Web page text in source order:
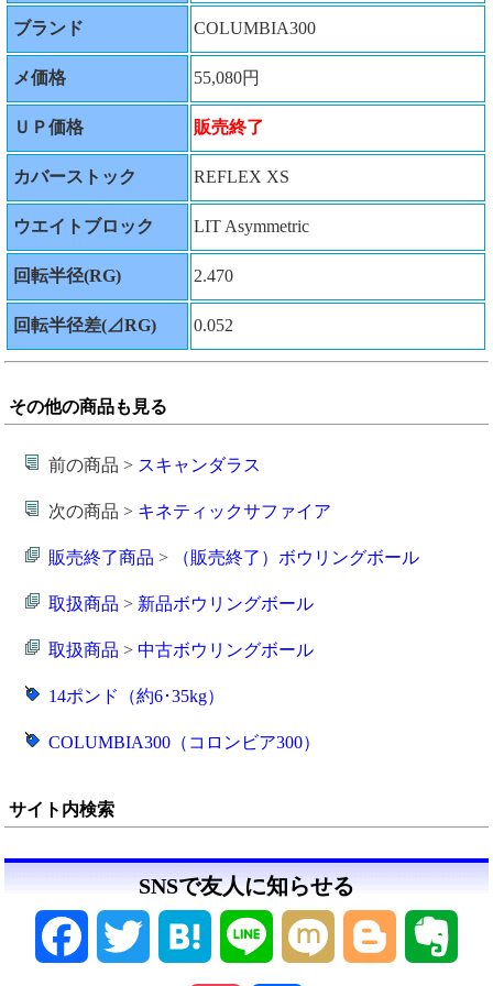
ブランド COLUMBIA300
メ価格 55,080円
ＵＰ価格 販売終了
カバーストック REFLEX XS
ウエイトブロック LIT Asymmetric
回転半径(RG) 2.470
回転半径差(⊿RG) 0.052
その他の商品も見る
前の商品 > スキャンダラス
次の商品 > キネティックサファイア
販売終了商品 > （販売終了）ボウリングボール
取扱商品 > 新品ボウリングボール
取扱商品 >中古ボウリングボール
14ポンド（約6･35kg）
COLUMBIA300（コロンビア300）
サイト内検索
SNSで友人に知らせる
Facebook Twitter Hatena Line Mixi Blogger